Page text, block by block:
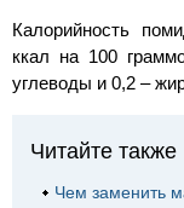
Калорийность
ккал на 100
углеводы и 0,2 –
Читайте также
Чем заменить